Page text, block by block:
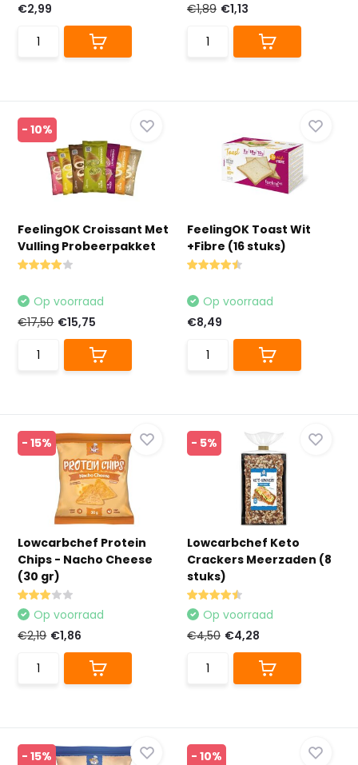
€2,99 €1,89 €1,13
- 10%
FeelingOK Croissant Met
Vulling Probeerpakket
Op voorraad
€17,50 €15,75
FeelingOK Toast Wit
+Fibre (16 stuks)
Op voorraad
€8,49
- 15%
Lowcarbchef Protein
Chips - Nacho Cheese
(30 gr)
Op voorraad
€2,19 €1,86
- 5%
Lowcarbchef Keto
Crackers Meerzaden (8
stuks)
Op voorraad
€4,50 €4,28
- 15% - 10%